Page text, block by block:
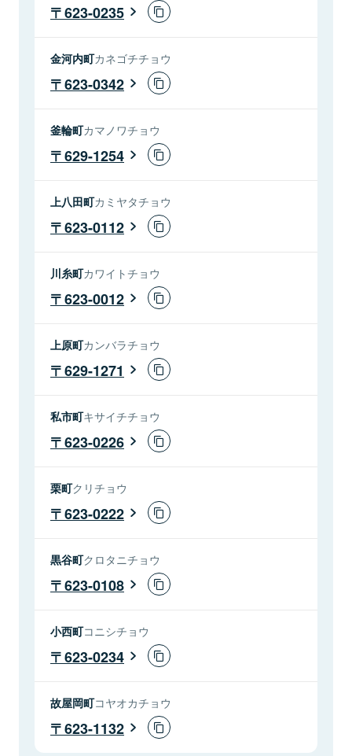
623-0235
金河内町カネゴチチョウ
623-0342
釜輪町カマノワチョウ
629-1254
上八田町カミヤタチョウ
623-0112
川糸町カワイトチョウ
623-0012
上原町カンバラチョウ
629-1271
私市町キサイチチョウ
623-0226
栗町クリチョウ
623-0222
黒谷町クロタニチョウ
623-0108
小西町コニシチョウ
623-0234
故屋岡町コヤオカチョウ
623-1132